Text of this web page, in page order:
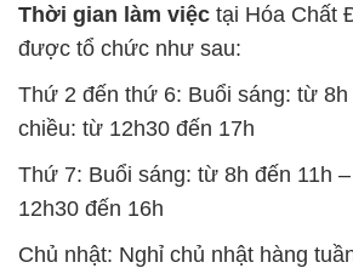
Thời gian làm việc tại Hóa Chất
được tổ chức như sau:
Thứ 2 đến thứ 6: Buổi sáng: từ 8h
chiều: từ 12h30 đến 17h
Thứ 7: Buổi sáng: từ 8h đến 11h
12h30 đến 16h
Chủ nhật: Nghỉ chủ nhật hàng